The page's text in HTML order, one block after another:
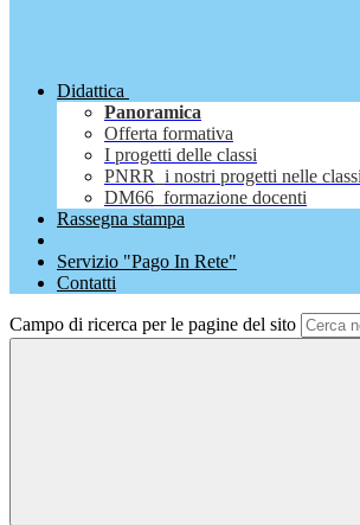
Didattica
Panoramica
Offerta formativa
I progetti delle classi
PNRR_i nostri progetti nelle classi
DM66_formazione docenti
Rassegna stampa
Servizio "Pago In Rete"
Contatti
Campo di ricerca per le pagine del sito